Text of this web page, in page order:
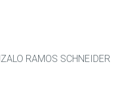
RAMOS SCHNEIDER